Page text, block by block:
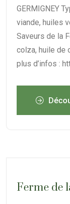
GERMIGNEY
viande, huiles
Saveurs de la
colza, huile de
plus d’infos :
Ferme de